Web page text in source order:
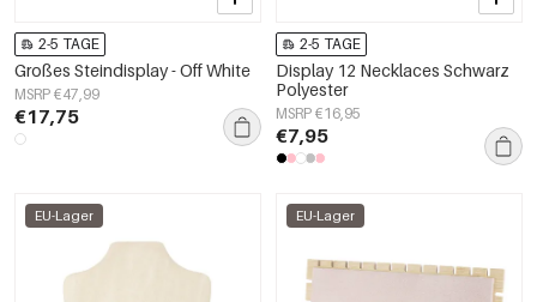
2-5 TAGE
Großes Steindisplay - Off White
MSRP €47,99
€17,75
2-5 TAGE
Display 12 Necklaces Schwarz
Polyester
MSRP €16,95
€7,95
EU-Lager EU-Lager